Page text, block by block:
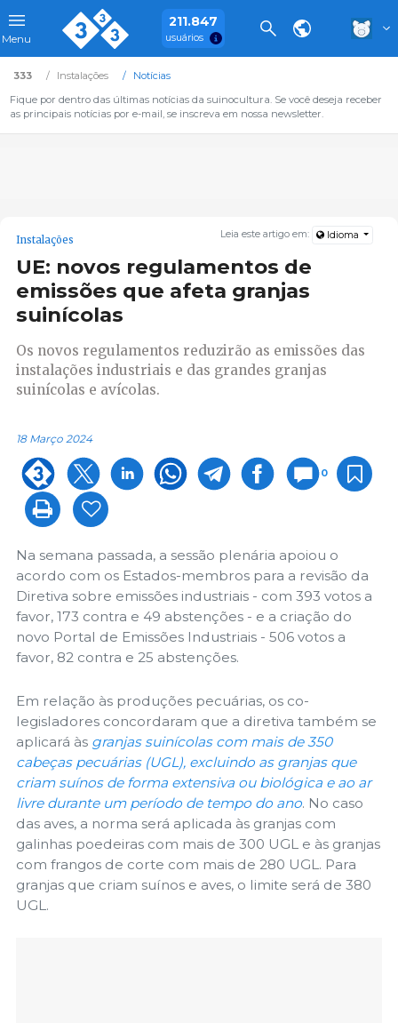
Menu
211.847
usuários
333 Instalações
Notícias
Fique por dentro das últimas notícias da suinocultura. Se você deseja receber
as principais notícias por e-mail, se inscreva em nossa newsletter.
Leia este artigo em: Idioma
Instalações
UE: novos regulamentos de
emissões que afeta granjas
suinícolas
Os novos regulamentos reduzirão as emissões das
instalações industriais e das grandes granjas
suinícolas e avícolas.
18 Março 2024
0
Na semana passada, a sessão plenária apoiou o
acordo com os Estados-membros para a revisão da
Diretiva sobre emissões industriais - com 393 votos a
favor, 173 contra e 49 abstenções - e a criação do
novo Portal de Emissões Industriais - 506 votos a
favor, 82 contra e 25 abstenções.
Em relação às produções pecuárias, os co-
legisladores concordaram que a diretiva também se
aplicará às granjas suinícolas com mais de 350
cabeças pecuárias (UGL), excluindo as granjas que
criam suínos de forma extensiva ou biológica e ao ar
livre durante um período de tempo do ano. No caso
das aves, a norma será aplicada às granjas com
galinhas poedeiras com mais de 300 UGL e às granjas
com frangos de corte com mais de 280 UGL. Para
granjas que criam suínos e aves, o limite será de 380
UGL.